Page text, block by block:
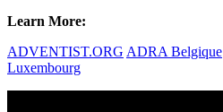
Learn More:
ADVENTIST.ORG ADRA Belgique
Luxembourg